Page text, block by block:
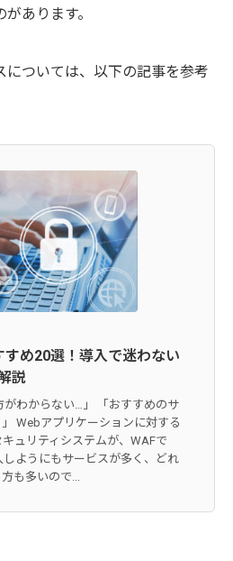
あります。
については、以下の記事を参考
すめ20選！導入で迷わない
説
がわからない…」 「おすすめのサ
Webアプリケーションに対する
ュリティシステムが、WAFで
しようにもサービスが多く、どれ
も多いので...